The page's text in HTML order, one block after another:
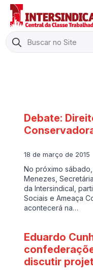
Search
for:
Debate:
18 de março de 2015
No próximo
Menezes,
da Intersindical,
Sociais e Ameaça
acontecerá na…
Eduardo
discutir